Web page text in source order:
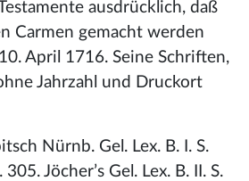
ausdrücklich, daß
Carmen gemacht werden
April 1716. Seine Schriften,
Jahrzahl und Druckort
Nürnb. Gel. Lex. B. I. S.
Jöcher’s Gel. Lex. B. II. S.